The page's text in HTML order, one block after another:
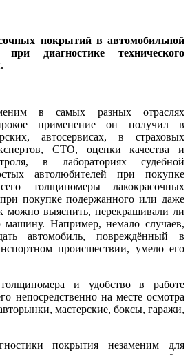
покрытий в автомобильной
диагностике технического
в самых разных отраслях
применение он получил в
автосервисах, в страховых
СТО, оценки качества и
в лабораториях судебной
автолюбителей при покупке
толщиномеры лакокрасочных
покупке подержанного или даже
можно выяснить, перекрашивали ли
машину. Например, немало случаев,
автомобиль, повреждённый в
происшествии, умело его
толщиномера и удобство в работе
непосредственно на месте осмотра
мастерские, боксы, гаражи,
покрытия незаменим для